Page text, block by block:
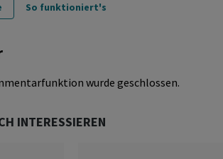
So funktioniert's
wurde geschlossen.
INTERESSIEREN